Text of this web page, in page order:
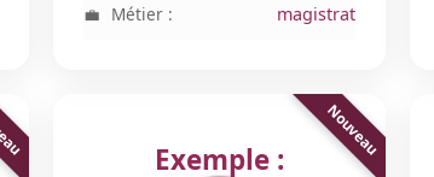
Métier : magistrat
Exemple :